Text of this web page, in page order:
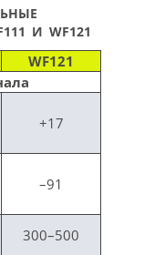
И WF121
WF121
+17
–91
300–500